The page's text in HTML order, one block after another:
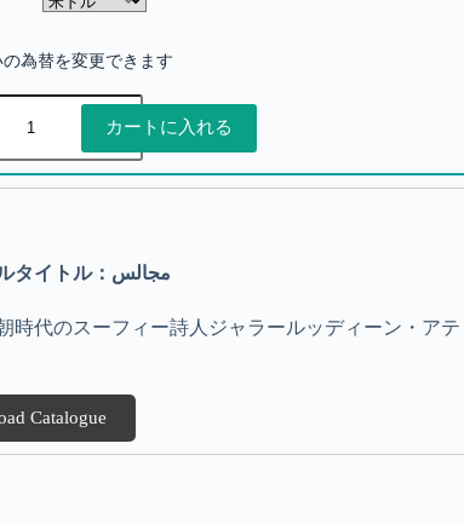
為替を変更できます
カートに入れる
オリジナルタイトル：مجالس
時代のスーフィー詩人ジャラールッディーン・アテ
Catalogue